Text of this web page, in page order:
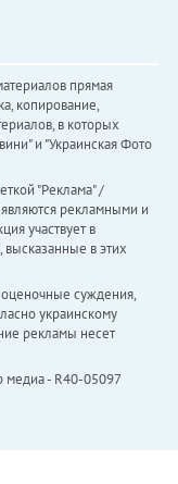
прямая
копирование,
в которых
и "Украинская Фото
"Реклама" /
рекламными и
участвует в
высказанные в этих
оценочные суждения,
украинскому
рекламы несет
медиа - R40-05097